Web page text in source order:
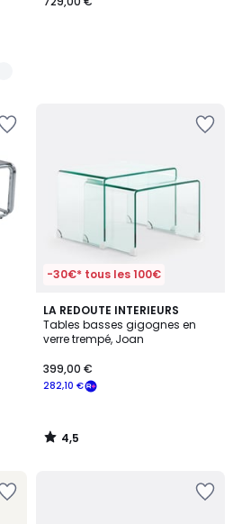
-30€* tous les 100€
LA REDOUTE INTERIEURS
Tables basses gigognes en
verre trempé, Joan
282,10 €
399,00 €
4,5
/ 5
4,5
/